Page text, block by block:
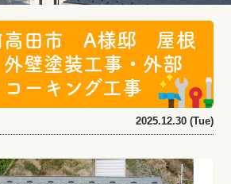
高田市 A様邸 屋根
壁塗装工事・外部
ーキング工事
2025.12.30 (Tue)